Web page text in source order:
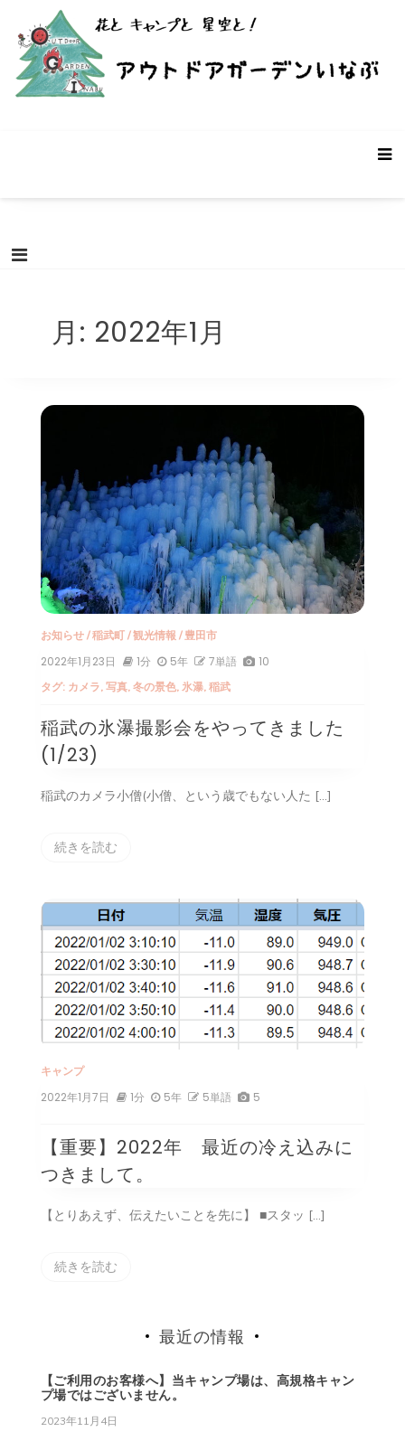
農地・遊休ビニールハウスを使った個性的なキャンプ場です。お
月: 2022年1月
お知らせ/稲武町/観光情報 / 豊田市
2022年1月23日 1分 5年 7単語 10
タグ: カメラ, 写真, 冬の景色, 氷瀑, 稲武
稲武の氷瀑撮影会をやってきました
(1/23)
稲武のカメラ小僧(小僧、という歳でもない人た […]
続きを読む
キャンプ
2022年1月7日 1分 5年 5単語 5
【重要】2022年 最近の冷え込みに
つきまして。
【とりあえず、伝えたいことを先に】 ■スタッ […]
続きを読む
最近の情報
【ご利用のお客様へ】当キャンプ場は、高規格キャン
プ場ではございません。
2023年11月4日